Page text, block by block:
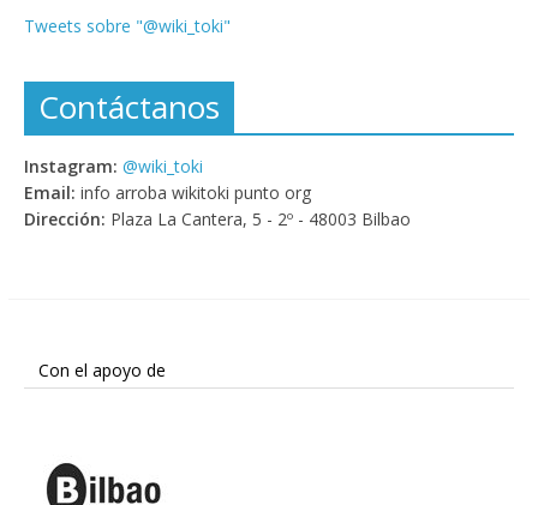
Tweets sobre "@wiki_toki"
Contáctanos
Instagram: @wiki_toki
Email: info arroba wikitoki punto org
Dirección: Plaza La Cantera, 5 - 2º - 48003 Bilbao
Con el apoyo de